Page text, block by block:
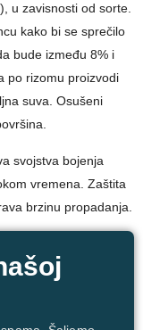
u zavisnosti od sorte.
kako bi se sprečilo
bude između 8% i
po rizomu proizvodi
suva. Osušeni
svojstva bojenja
vremena. Zaštita
brzinu propadanja.